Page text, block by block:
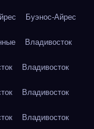
Буэнос-Айрес
Владивосток
Владивосток
Владивосток
Владивосток